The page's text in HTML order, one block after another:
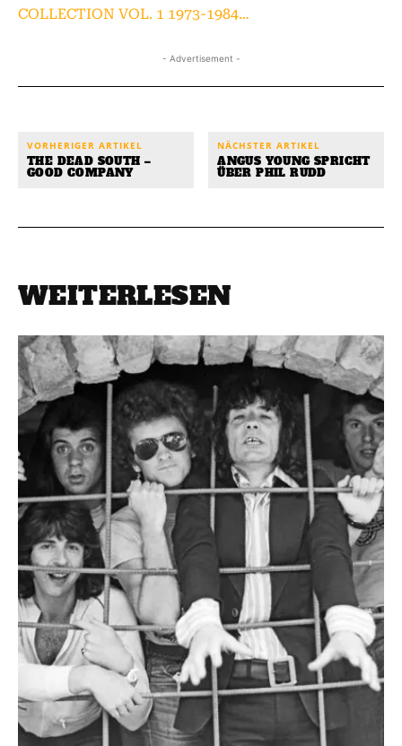
COLLECTION VOL. 1 1973-1984…
- Advertisement -
VORHERIGER ARTIKEL
THE DEAD SOUTH –
GOOD COMPANY
NÄCHSTER ARTIKEL
ANGUS YOUNG SPRICHT
ÜBER PHIL RUDD
WEITERLESEN